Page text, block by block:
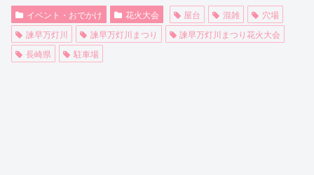
イベント・おでかけ 花火大会 屋台 混雑
穴場
諫早万灯川
諫早万灯川まつり
諫早万灯川まつり花火大会
長崎県
駐車場